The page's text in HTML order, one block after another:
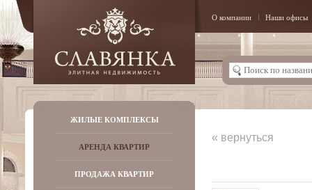
О компании Наши офисы
ЖИЛЫЕ КОМПЛЕКСЫ
АРЕНДА КВАРТИР
ПРОДАЖА КВАРТИР
« вернуться